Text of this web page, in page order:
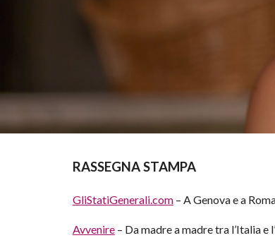
RASSEGNA STAMPA
GliStatiGenerali.com – A Genova e a
Avvenire – Da madre a madre tra l’Italia e